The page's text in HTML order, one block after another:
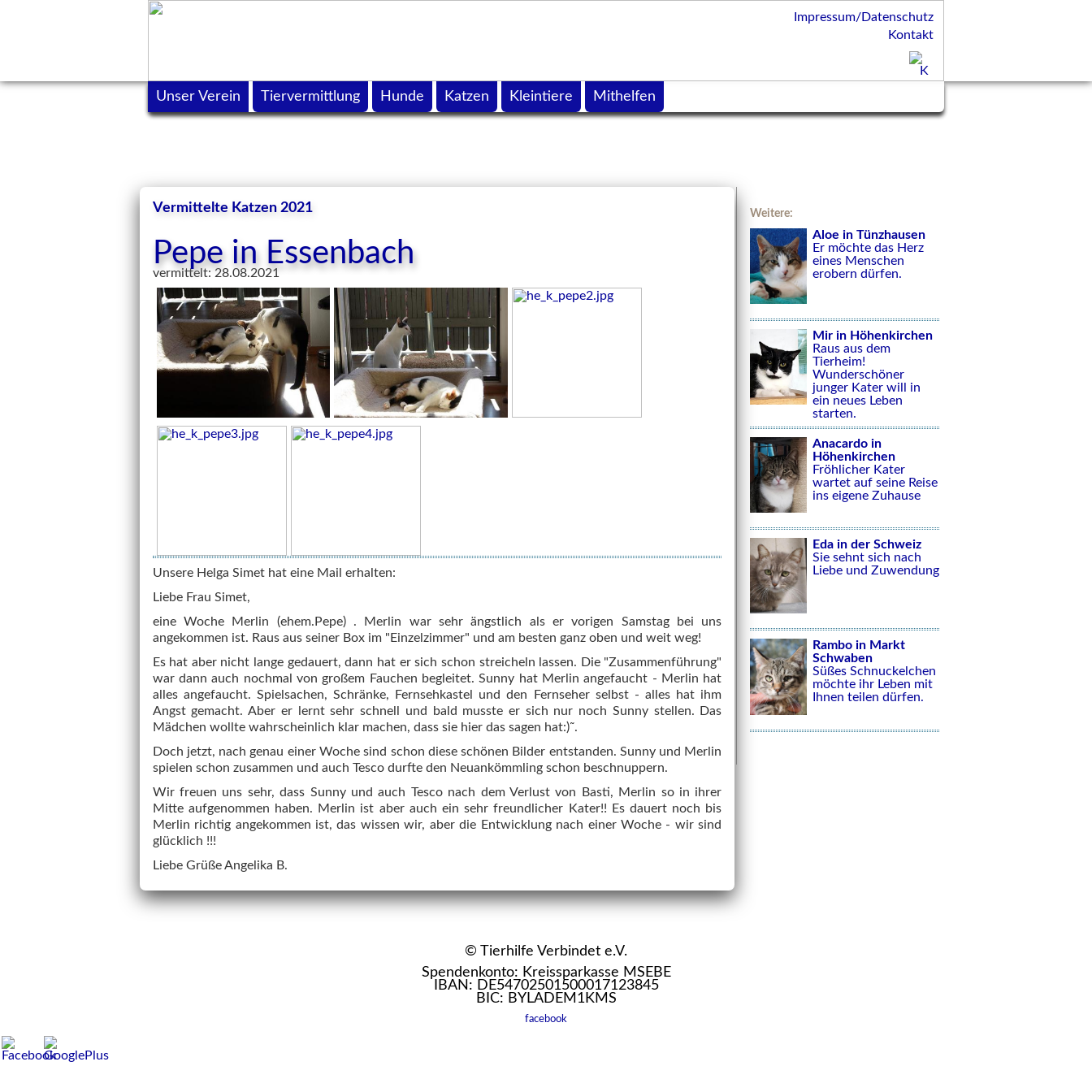
Weitere:
Aloe in Tünzhausen
Er möchte das Herz
eines Menschen
erobern dürfen.
Mir in Höhenkirchen
Raus aus dem
Tierheim!
Wunderschöner
junger Kater will in
ein neues Leben
starten.
Anacardo in
Höhenkirchen
Fröhlicher Kater
wartet auf seine Reise
ins eigene Zuhause
Eda in der Schweiz
Sie sehnt sich nach
Liebe und Zuwendung
Rambo in Markt
Schwaben
Süßes Schnuckelchen
möchte ihr Leben mit
Ihnen teilen dürfen.
Vermittelte Katzen 2021
Pepe in Essenbach
vermittelt: 28.08.2021
Unsere Helga Simet hat eine Mail erhalten:
Liebe Frau Simet,
eine Woche Merlin (ehem.Pepe) . Merlin war sehr ängstlich als er vorigen Samstag bei uns
angekommen ist. Raus aus seiner Box im "Einzelzimmer" und am besten ganz oben und weit weg!
Es hat aber nicht lange gedauert, dann hat er sich schon streicheln lassen. Die "Zusammenführung"
war dann auch nochmal von großem Fauchen begleitet. Sunny hat Merlin angefaucht - Merlin hat
alles angefaucht. Spielsachen, Schränke, Fernsehkastel und den Fernseher selbst - alles hat ihm
Angst gemacht. Aber er lernt sehr schnell und bald musste er sich nur noch Sunny stellen. Das
Mädchen wollte wahrscheinlich klar machen, dass sie hier das sagen hat:)˜.
Doch jetzt, nach genau einer Woche sind schon diese schönen Bilder entstanden. Sunny und Merlin
spielen schon zusammen und auch Tesco durfte den Neuankömmling schon beschnuppern.
Wir freuen uns sehr, dass Sunny und auch Tesco nach dem Verlust von Basti, Merlin so in ihrer
Mitte aufgenommen haben. Merlin ist aber auch ein sehr freundlicher Kater!! Es dauert noch bis
Merlin richtig angekommen ist, das wissen wir, aber die Entwicklung nach einer Woche - wir sind
glücklich !!!
Liebe Grüße Angelika B.
© Tierhilfe Verbindet e.V.
Spendenkonto: Kreissparkasse MSEBE
IBAN: DE54702501500017123845
BIC: BYLADEM1KMS
facebook
Impressum/Datenschutz
Kontakt
Unser Verein Tiervermittlung Hunde Katzen Kleintiere Mithelfen